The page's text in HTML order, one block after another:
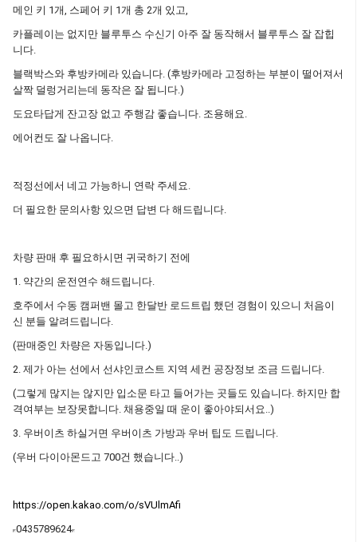
메인 키 1개, 스페어 키 1개 총 2개 있고,
카플레이는 없지만 블루투스 수신기 아주 잘 동작해서 블루투스 잘 잡힙
니다.
블랙박스와 후방카메라 있습니다. (후방카메라 고정하는 부분이 떨어져서
살짝 덜렁거리는데 동작은 잘 됩니다.)
도요타답게 잔고장 없고 주행감 좋습니다. 조용해요.
에어컨도 잘 나옵니다.
적정선에서 네고 가능하니 연락 주세요.
더 필요한 문의사항 있으면 답변 다 해드립니다.
차량 판매 후 필요하시면 귀국하기 전에
1. 약간의 운전연수 해드립니다.
호주에서 수동 캠퍼밴 몰고 한달반 로드트립 했던 경험이 있으니 처음이
신 분들 알려드립니다.
(판매중인 차량은 자동입니다.)
2. 제가 아는 선에서 선샤인코스트 지역 세컨 공장정보 조금 드립니다.
(그렇게 많지는 않지만 입소문 타고 들어가는 곳들도 있습니다. 하지만 합
격여부는 보장못합니다. 채용중일 때 운이 좋아야되서요..)
3. 우버이츠 하실거면 우버이츠 가방과 우버 팁도 드립니다.
(우버 다이아몬드고 700건 했습니다..)
https://open.kakao.com/o/sVUlmAfi
0435789624